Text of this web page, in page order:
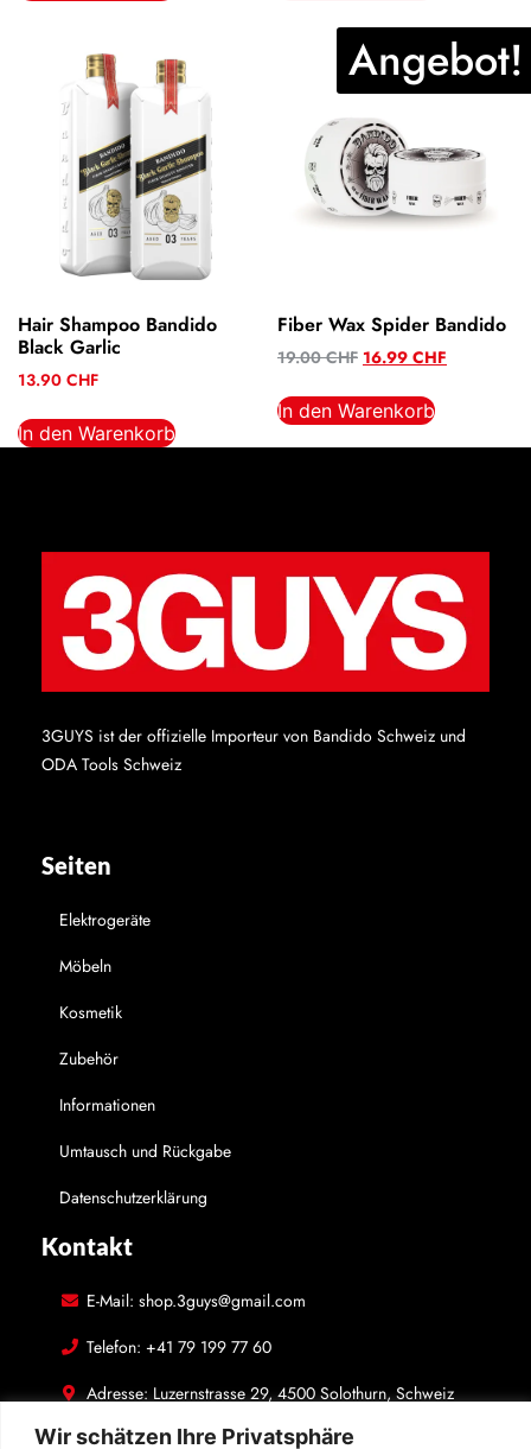
Wir schätzen Ihre Privatsphäre
Hair Shampoo Bandido
Black Garlic
13.90 CHF
In den Warenkorb
Angebot!
Fiber Wax Spider Bandido
19.00CHF 16.99 CHF
In den Warenkorb
3GUYS ist der offizielle Importeur von Bandido Schweiz und
ODA Tools Schweiz
Seiten
Elektrogeräte
Möbeln
Kosmetik
Zubehör
Informationen
Umtausch und Rückgabe
Datenschutzerklärung
Kontakt
E-Mail: shop.3guys@gmail.com
Telefon: +41 79 199 77 60
Adresse: Luzernstrasse 29, 4500 Solothurn, Schweiz
In Kontakt bleiben